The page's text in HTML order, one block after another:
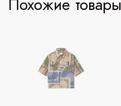
Похожие товары